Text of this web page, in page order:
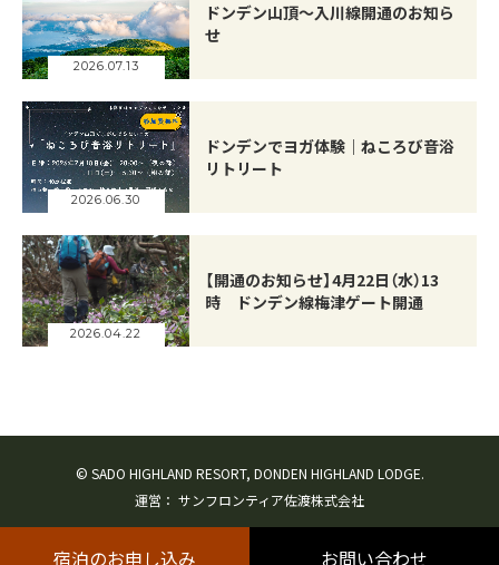
2026.07.13
ドンデン山頂～入川線開通のお知ら
せ
2026.06.30
ドンデンでヨガ体験｜ねころび音浴
リトリート
2026.04.22
【開通のお知らせ】4月22日（水）13
時 ドンデン線梅津ゲート開通
© SADO HIGHLAND RESORT, DONDEN HIGHLAND LODGE.
運営： サンフロンティア佐渡株式会社
宿泊のお申し込み お問い合わせ